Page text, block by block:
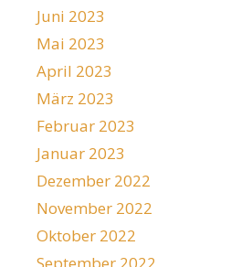
Juni 2023
Mai 2023
April 2023
März 2023
Februar 2023
Januar 2023
Dezember 2022
November 2022
Oktober 2022